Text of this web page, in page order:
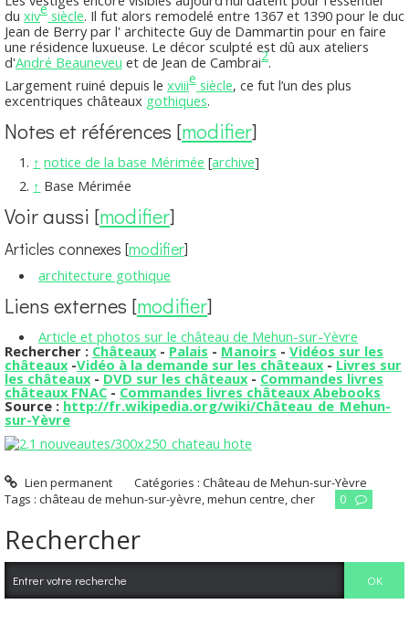
du xive siècle. Il fut alors remodelé entre 1367 et 1390 pour le duc
Jean de Berry par l' architecte Guy de Dammartin pour en faire
une résidence luxueuse. Le décor sculpté est dû aux ateliers
d'André Beauneveu et de Jean de Cambrai2.
Largement ruiné depuis le xviiie siècle, ce fut l’un des plus
excentriques châteaux gothiques.
Notes et références [modifier]
↑ notice de la base Mérimée [archive]
↑ Base Mérimée
Voir aussi [modifier]
Articles connexes [modifier]
architecture gothique
Liens externes [modifier]
Article et photos sur le château de Mehun-sur-Yèvre
Rechercher : Châteaux - Palais - Manoirs - Vidéos sur les
châteaux -Vidéo à la demande sur les châteaux - Livres sur
les châteaux - DVD sur les châteaux - Commandes livres
châteaux FNAC - Commandes livres châteaux Abebooks
Source : http://fr.wikipedia.org/wiki/Château_de_Mehun-
sur-Yèvre
Lien permanent Catégories :Château de Mehun-sur-Yèvre
Tags : château de mehun-sur-yèvre,mehun centre,cher 0
Rechercher